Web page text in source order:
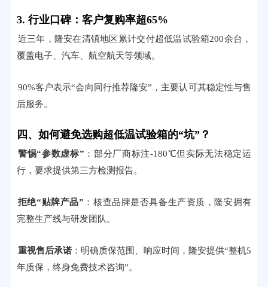
3. 行业口碑：客户复购率超65%
近三年，隆安在清镇地区累计交付超低温试验箱200余台，
覆盖电子、汽车、航空航天等领域。
90%客户表示“会向同行推荐隆安”，主要认可其稳定性与售
后服务。
四、如何避免选购超低温试验箱的“坑”？
警惕“参数虚标” ：部分厂商标注-180℃但实际无法稳定运
行，要求提供第三方检测报告。
拒绝“贴牌产品” ：核查品牌是否具备生产资质，隆安拥有
完整生产线与研发团队。
重视售后承诺：明确质保范围、响应时间，隆安提供“整机5
年质保，终身免费技术咨询”。